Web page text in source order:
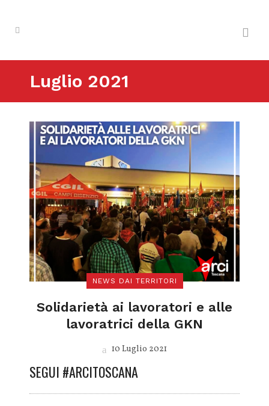
Luglio 2021
NEWS DAI TERRITORI
Solidarietà ai lavoratori e alle
lavoratrici della GKN
10 Luglio 2021
SEGUI #ARCITOSCANA